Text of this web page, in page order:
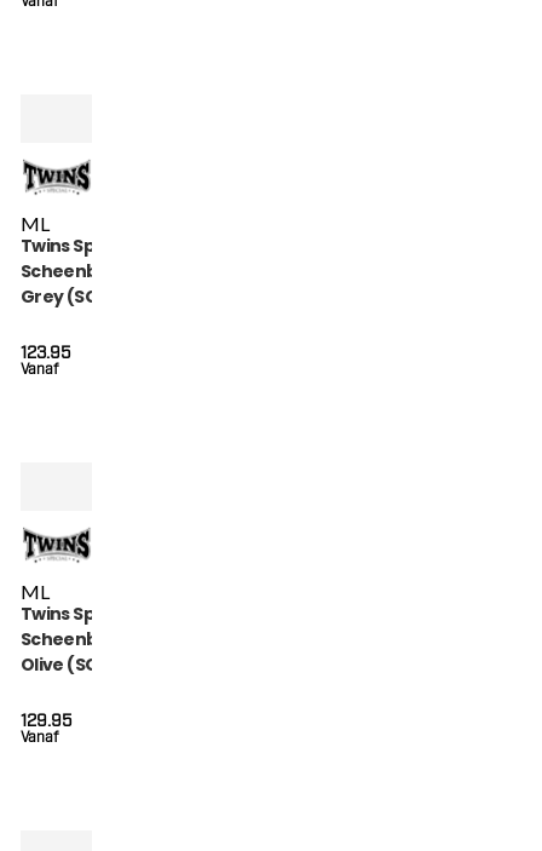
ML
Twins Special
Scheenbeschermers
Grey (SGL 7 GREY)
Vanaf
123.95
ML
Twins Special
Scheenbeschermers
Olive (SGL 7 OLIVE)
Vanaf
129.95